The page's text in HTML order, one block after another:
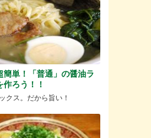
簡単！「普通」の醤油ラ
作ろう！！
クス。だから旨い！